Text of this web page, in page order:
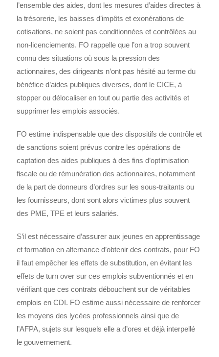
l’ensemble des aides, dont les mesures d’aides directes à
la trésorerie, les baisses d’impôts et exonérations de
cotisations, ne soient pas conditionnées et contrôlées au
non-licenciements. FO rappelle que l’on a trop souvent
connu des situations où sous la pression des
actionnaires, des dirigeants n’ont pas hésité au terme du
bénéfice d’aides publiques diverses, dont le CICE, à
stopper ou délocaliser en tout ou partie des activités et
supprimer les emplois associés.
FO estime indispensable que des dispositifs de contrôle et
de sanctions soient prévus contre les opérations de
captation des aides publiques à des fins d’optimisation
fiscale ou de rémunération des actionnaires, notamment
de la part de donneurs d’ordres sur les sous-traitants ou
les fournisseurs, dont sont alors victimes plus souvent
des PME, TPE et leurs salariés.
S’il est nécessaire d’assurer aux jeunes en apprentissage
et formation en alternance d’obtenir des contrats, pour FO
il faut empêcher les effets de substitution, en évitant les
effets de turn over sur ces emplois subventionnés et en
vérifiant que ces contrats débouchent sur de véritables
emplois en CDI. FO estime aussi nécessaire de renforcer
les moyens des lycées professionnels ainsi que de
l’AFPA, sujets sur lesquels elle a d’ores et déjà interpellé
le gouvernement.